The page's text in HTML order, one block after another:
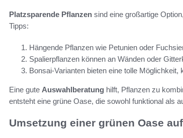
Platzsparende Pflanzen sind eine großartige
Tipps:
Hängende Pflanzen wie Petunien oder
Spalierpflanzen können an Wänden oder
Bonsai-Varianten bieten eine tolle
Eine gute Auswahlberatung hilft, Pflanzen zu
entsteht eine grüne Oase, die sowohl funktional als
Umsetzung einer grünen Oase